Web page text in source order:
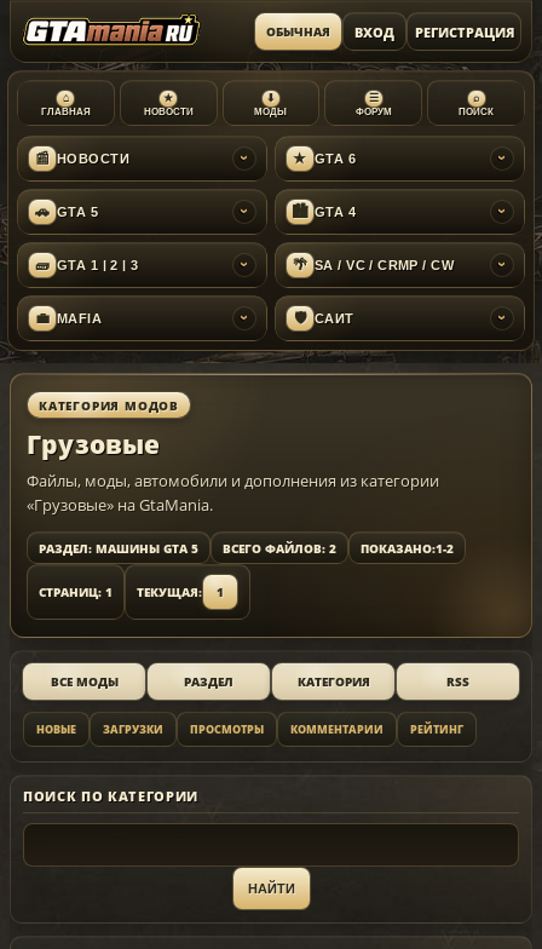
ОБЫЧНАЯ ВХОД РЕГИСТРАЦИЯ
⌂
ГЛАВНАЯ
★
НОВОСТИ
⬇
МОДЫ
☰
ФОРУМ
⌕
ПОИСК
📰 НОВОСТИ › ★ GTA 6 ›
🚗 GTA 5 › 🏙 GTA 4 ›
🧱 GTA 1 | 2 | 3 › 🌴 SA / VC / CRMP / CW ›
💼 MAFIA › 🛡 САЙТ ›
КАТЕГОРИЯ МОДОВ
Грузовые
Файлы, моды, автомобили и дополнения из категории
«Грузовые» на GtaMania.
РАЗДЕЛ: МАШИНЫ GTA 5 ВСЕГО ФАЙЛОВ: 2 ПОКАЗАНО:1-2
СТРАНИЦ: 1 ТЕКУЩАЯ: 1
ВСЕ МОДЫ РАЗДЕЛ КАТЕГОРИЯ RSS
НОВЫЕ ЗАГРУЗКИ ПРОСМОТРЫ КОММЕНТАРИИ РЕЙТИНГ
ПОИСК ПО КАТЕГОРИИ